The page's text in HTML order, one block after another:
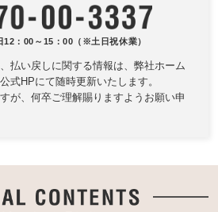
12：00～15：00（※土日祝休業）
払い戻しに関する情報は、 弊社ホーム
式HPにて随時更新いたします。
が、何卒ご理解賜りますようお願い申